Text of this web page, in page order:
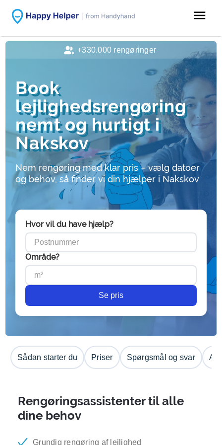
menu
Book
lejlighedsrengøring
nemt og hurtigt i
Nakskov
Nem rengøring med klar pris – vælg datoer
og behov, så finder vi din hjælper i Nakskov
Hvor vil du have hjælp?
Område?
Se pris
Sådan starter du Priser Spørgsmål og svar
Rengøringsassistenter til alle
dine behov
Grundig rengøring af lejlighed
+330.000 rengøringer